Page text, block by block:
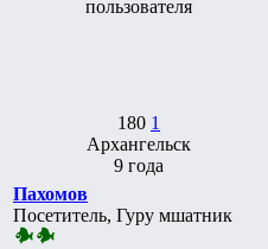
180 1
Архангельск
9 года
Пахомов
Посетитель, Гуру мшатник